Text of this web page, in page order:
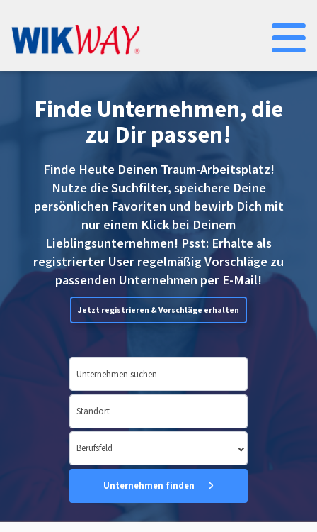
Finde Unternehmen, die
zu Dir passen!
Finde Heute Deinen Traum-Arbeitsplatz!
Nutze die Suchfilter, speichere Deine
persönlichen Favoriten und bewirb Dich mit
nur einem Klick bei Deinem
Lieblingsunternehmen! Psst: Erhalte als
registrierter User regelmäßig Vorschläge zu
passenden Unternehmen per E-Mail!
Jetzt registrieren & Vorschläge erhalten
Unternehmen finden